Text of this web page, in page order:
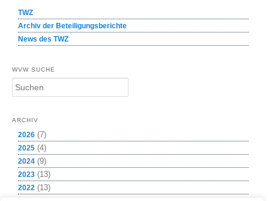
TWZ
Archiv der Beteiligungsberichte
News des TWZ
WVW SUCHE
S
h
ARCHIV
2026 (7)
2025 (4)
2024 (9)
2023 (13)
2022 (13)